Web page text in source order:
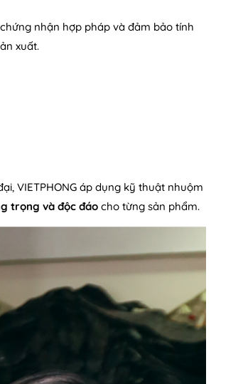
nhận hợp pháp và đảm bảo tính
xuất.
VIETPHONG áp dụng kỹ thuật nhuộm
trọng và độc đáo cho từng sản phẩm.